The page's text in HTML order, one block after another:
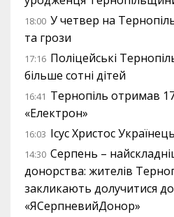
18:00 У четвер на
та грози
17:16 Поліцейські
більше сотні дітей
16:41 Тернопіль отримав
«Електрон»
16:03 Ісус Христос
14:30 Серпень –
донорства: жителів
закликають долучитися до
«ЯСерпневийДонор»